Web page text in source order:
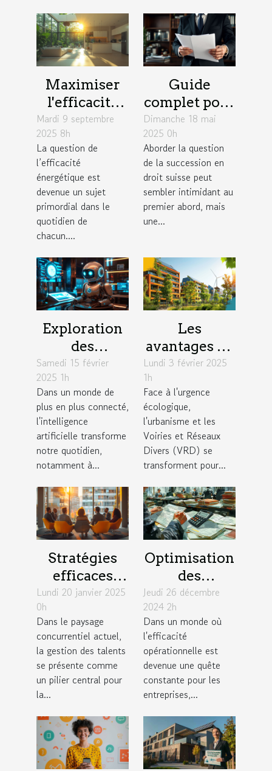
Maximiser
l'efficacité
énergétique :
astuces pour
réduire votre
facture
Mardi 9 septembre
2025 8h
La question de
l’efficacité
énergétique est
devenue un sujet
primordial dans le
quotidien de
chacun....
Guide
complet pour
comprendre
et planifier
sa succession
en droit
suisse
Dimanche 18 mai
2025 0h
Aborder la question
de la succession en
droit suisse peut
sembler intimidant au
premier abord, mais
une...
Exploration
des
avantages
des chatbots
basés sur
l'intelligence
artificielle
Samedi 15 février
2025 1h
Dans un monde de
plus en plus connecté,
l'intelligence
artificielle transforme
notre quotidien,
notamment à...
Les
avantages de
l'intégration
technologies
durables en
urbanisme et
VRD
Lundi 3 février 2025
1h
Face à l'urgence
écologique,
l'urbanisme et les
Voiries et Réseaux
Divers (VRD) se
transforment pour...
Stratégies
efficaces
pour une
gestion des
talents
durable en
entreprise
Lundi 20 janvier 2025
0h
Dans le paysage
concurrentiel actuel,
la gestion des talents
se présente comme
un pilier central pour
la...
Optimisation
des
processus de
paie en
fonction des
conventions
collectives
Jeudi 26 décembre
2024 2h
Dans un monde où
l'efficacité
opérationnelle est
devenue une quête
constante pour les
entreprises,...